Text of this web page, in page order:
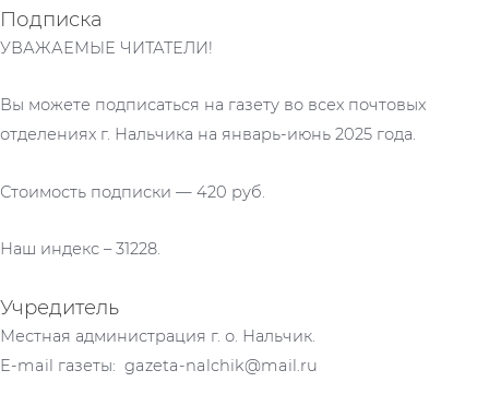
Подписка
УВАЖАЕМЫЕ ЧИТАТЕЛИ!
Вы можете подписаться на газету во всех почтовых
отделениях г. Нальчика на январь-июнь 2025 года.
Стоимость подписки — 420 руб.
Наш индекс – 31228.
Учредитель
Местная администрация г. о. Нальчик.
E-mail газеты: gazeta-nalchik@mail.ru